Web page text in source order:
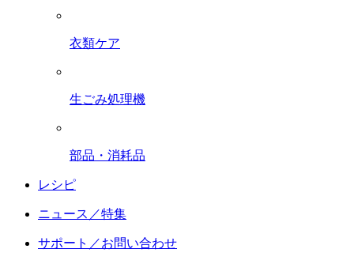
衣類ケア
生ごみ処理機
部品・消耗品
レシピ
ニュース／特集
サポート／お問い合わせ